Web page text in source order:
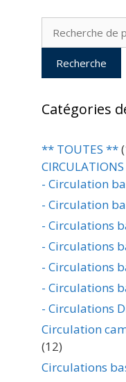
Recherche
Recherche
Catégories
** TOUTES **
CIRCULATIONS
- Circulation
- Circulation
- Circulations
- Circulations
- Circulations
- Circulations
- Circulations
Circulation
(12)
Circulations